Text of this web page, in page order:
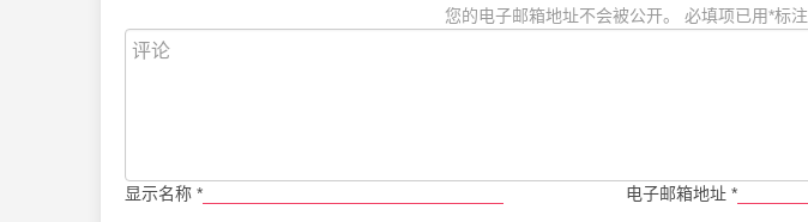
您的电子邮箱地址不会被公开。 必填项已用*标注
显示名称 * 电子邮箱地址 *